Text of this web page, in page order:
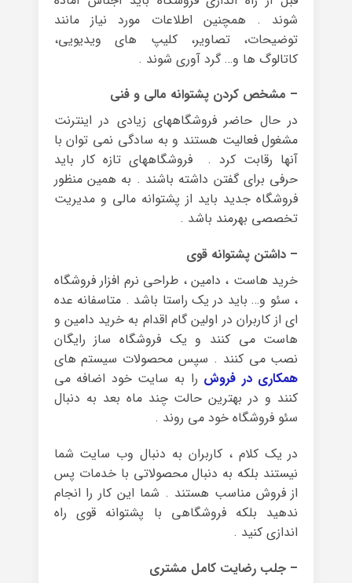
شوند . همچنین اطلاعات مورد نیاز مانند
توضیحات، تصاویر، کلیپ های ویدیویی،
کاتالوگ ها و… گرد آوری شوند .
– مشخص کردن پشتوانه مالی و فنی
در حال حاضر فروشگاههای زیادی در اینترنت
مشغول فعالیت هستند و به سادگی نمی توان با
آنها رقابت کرد . فروشگاههای تازه کار باید
حرفی برای گفتن داشته باشند . به همین منظور
فروشگاه جدید باید از پشتوانه مالی و مدیریت
تخصصی بهرمند باشد .
– داشتن پشتوانه قوی
خرید هاست ، دامین ، طراحی نرم افزار فروشگاه
، سئو و… باید در یک راستا باشد . متاسفانه عده
ای از کاربران در اولین گام اقدام به خرید دامین و
هاست می کنند و یک فروشگاه ساز رایگان
نصب می کنند . سپس محصولات سیستم های
همکاری در فروش را به سایت خود اضافه می
کنند و در بهترین حالت چند ماه بعد به دنبال
سئو فروشگاه خود می روند .
در یک کلام ، کاربران به دنبال وب سایت شما
نیستند بلکه به دنبال محصولاتی با خدمات پس
از فروش مناسب هستند . شما این کار را انجام
ندهید بلکه فروشگاهی با پشتوانه قوی راه
اندازی کنید .
– جلب رضایت کامل مشتری